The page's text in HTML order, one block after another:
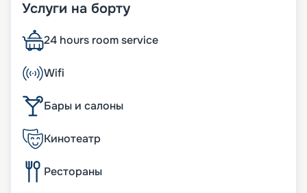
персональный подход и индивидуальный сервис.
экологичны: компания использует гибридные
энергетические решения, решения для
энергосбережения и управления отходами.
Более того, на Explora III не используется
одноразовый пластик.
На нашем сайте доступна вся информация об
каютах и развлечениях на борту, расписание
круизов и цены, а также отзывы туристов.
Каюты на Explora III
Услуги на борту
24 hours room service
Wifi
Бары и салоны
Кинотеатр
Рестораны